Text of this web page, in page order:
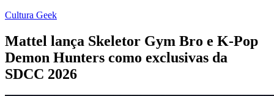
Cultura Geek
Mattel lança Skeletor Gym Bro e K‑Pop
Demon Hunters como exclusivas da
SDCC 2026